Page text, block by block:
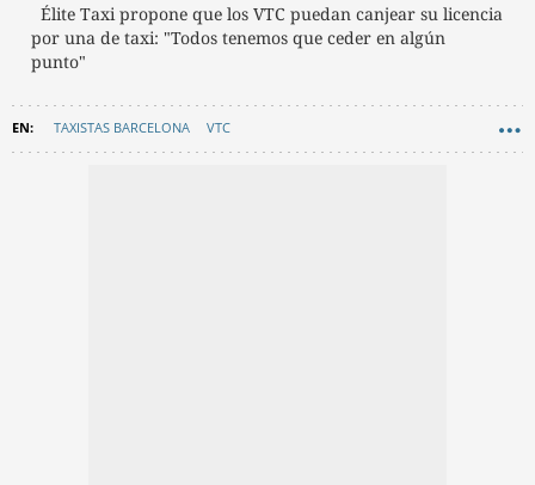
Élite Taxi propone que los VTC puedan canjear su licencia
por una de taxi: "Todos tenemos que ceder en algún
punto"
TAXISTAS BARCELONA VTC